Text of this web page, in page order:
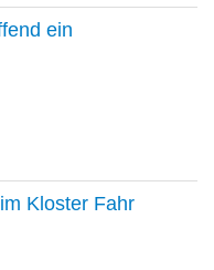
ein
Kloster Fahr